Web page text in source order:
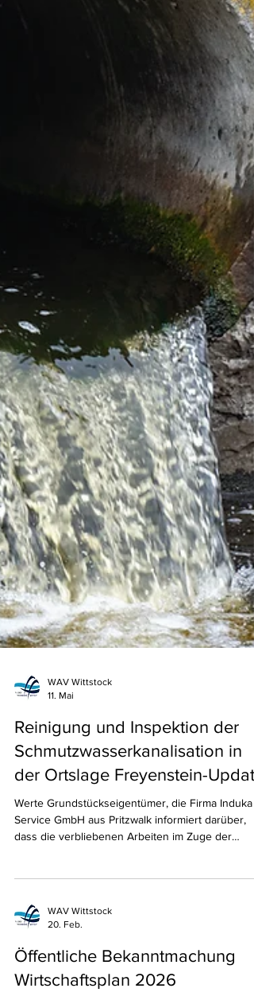
11. Mai
Reinigung und Inspektion der
Schmutzwasserkanalisation in
der Ortslage Freyenstein-
Werte Grundstückseigentümer, die Firma Induka
Service GmbH aus Pritzwalk informiert darüber,
Reinigung und Inspektion der
Freyenstein der Stadt Wittstock/Dosse in der Zeit
vom 11.05.2026 bis Ende Mai erfolgen werden. In
der Woche vom 11.05. bis 15.05.2026 sind die Alte
Poststraße, Zum Bahnhof sowie der Marktplatz
betroffen. In der Zeit vom 18.05. bis 29.05.2026
20. Feb.
Öffentliche Bekanntmachung